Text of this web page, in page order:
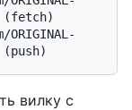
(fetch)
(push)
вилку с